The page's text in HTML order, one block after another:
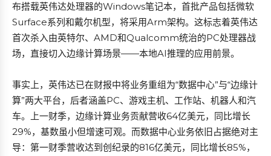
布搭载英伟达处理器的Windows笔记本，首批产品包括微软
Surface系列和戴尔机型，将采用Arm架构。这标志着英伟达
首次杀入由英特尔、AMD和Qualcomm统治的PC处理器战
场，直接切入边缘计算场景——本地AI推理的应用前景。
事实上，英伟达已在财报中将业务重组为“数据中心”与“边缘计
算”两大平台，后者涵盖PC、游戏主机、工作站、机器人和汽
车。上一财季，边缘计算业务贡献营收64亿美元，同比增长
29%，基数虽小但增速可观。而数据中心业务依旧占据绝对主
导：第一财季营收达到创纪录的816亿美元，同比增长85%，